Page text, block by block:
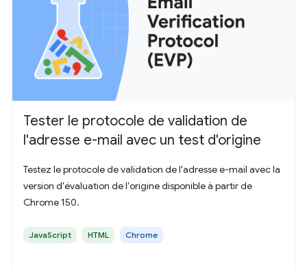
Tester le protocole de validation de
l'adresse e-mail avec un test d'origine
Testez le protocole de validation de l'adresse e-mail avec la
version d'évaluation de l'origine disponible à partir de
Chrome 150.
JavaScript HTML Chrome